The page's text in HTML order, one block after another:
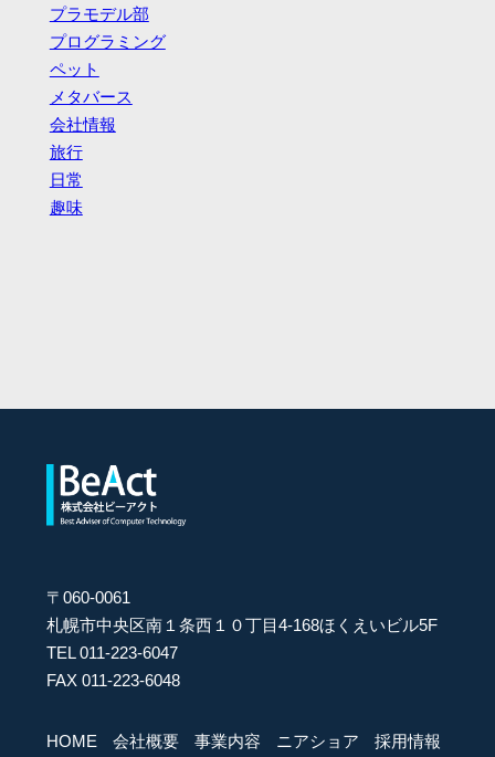
プラモデル部
プログラミング
ペット
メタバース
会社情報
旅行
日常
趣味
〒060-0061
札幌市中央区南１条西１０丁目4-168ほくえいビル5F
TEL 011-223-6047
FAX 011-223-6048
HOME 会社概要 事業内容 ニアショア 採用情報